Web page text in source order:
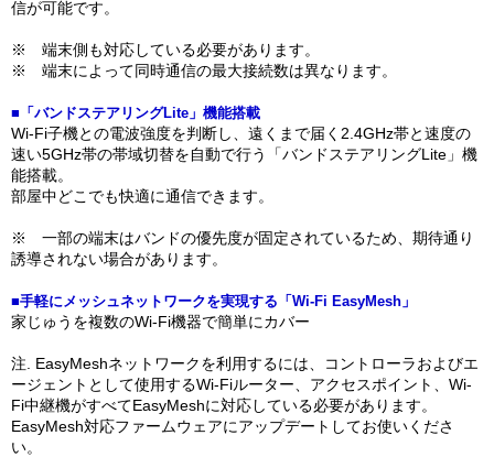
信が可能です。
※ 端末側も対応している必要があります。
※ 端末によって同時通信の最大接続数は異なります。
■「バンドステアリングLite」機能搭載
Wi-Fi子機との電波強度を判断し、遠くまで届く2.4GHz帯と速度の
速い5GHz帯の帯域切替を自動で行う「バンドステアリングLite」機
能搭載。
部屋中どこでも快適に通信できます。
※ 一部の端末はバンドの優先度が固定されているため、期待通り
誘導されない場合があります。
■手軽にメッシュネットワークを実現する「Wi-Fi EasyMesh」
家じゅうを複数のWi-Fi機器で簡単にカバー
注. EasyMeshネットワークを利用するには、コントローラおよびエ
ージェントとして使用するWi-Fiルーター、アクセスポイント、Wi-
Fi中継機がすべてEasyMeshに対応している必要があります。
EasyMesh対応ファームウェアにアップデートしてお使いくださ
い。